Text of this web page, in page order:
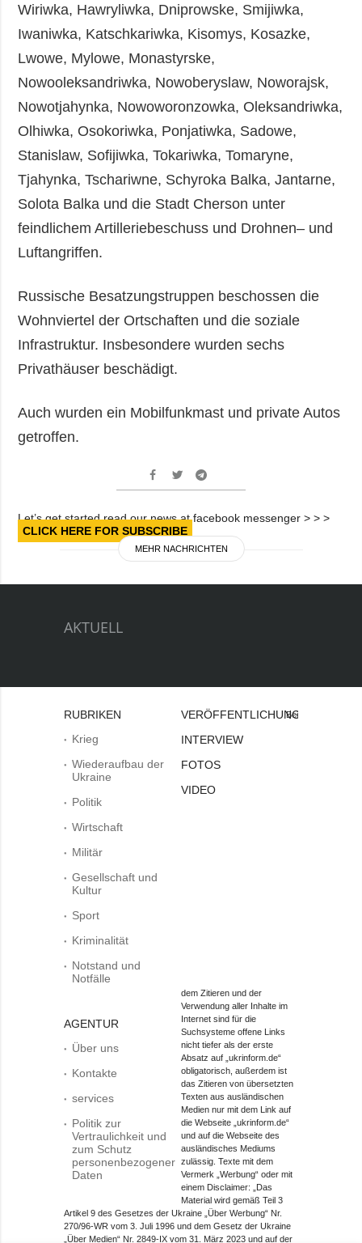
Fotos
Video
Wiriwka, Hawryliwka, Dniprowske, Smijiwka,
Iwaniwka, Katschkariwka, Kisomys, Kosazke,
Lwowe, Mylowe, Monastyrske,
Nowooleksandriwka, Nowoberyslaw, Noworajsk,
Nowotjahynka, Nowoworonzowka, Oleksandriwka,
Olhiwka, Osokoriwka, Ponjatiwka, Sadowe,
Stanislaw, Sofijiwka, Tokariwka, Tomaryne,
Tjahynka, Tschariwne, Schyroka Balka, Jantarne,
Solota Balka und die Stadt Cherson unter
feindlichem Artilleriebeschuss und Drohnen– und
Luftangriffen.
Russische Besatzungstruppen beschossen die
Wohnviertel der Ortschaften und die soziale
Infrastruktur. Insbesondere wurden sechs
Privathäuser beschädigt.
Auch wurden ein Mobilfunkmast und private Autos
getroffen.
Let’s get started read our news at facebook messenger > > >
CLICK HERE FOR SUBSCRIBE
MEHR NACHRICHTEN
AKTUELL
RUBRIKEN
Krieg
Wiederaufbau der
Ukraine
Politik
Wirtschaft
Militär
Gesellschaft und
Kultur
Sport
Kriminalität
Notstand und
Notfälle
AGENTUR
Über uns
Kontakte
services
Politik zur
Vertraulichkeit und
zum Schutz
personenbezogener
Daten
VERÖFFENTLICHUNGEN
INTERVIEW
FOTOS
VIDEO
Bei
dem Zitieren und der
Verwendung aller Inhalte im
Internet sind für die
Suchsysteme offene Links
nicht tiefer als der erste
Absatz auf „ukrinform.de“
obligatorisch, außerdem ist
das Zitieren von übersetzten
Texten aus ausländischen
Medien nur mit dem Link auf
die Webseite „ukrinform.de“
und auf die Webseite des
ausländisches Mediums
zulässig. Texte mit dem
Vermerk „Werbung“ oder mit
einem Disclaimer: „Das
Material wird gemäß Teil 3
Artikel 9 des Gesetzes der Ukraine „Über Werbung“ Nr.
270/96-WR vom 3. Juli 1996 und dem Gesetz der Ukraine
„Über Medien“ Nr. 2849-IX vom 31. März 2023 und auf der